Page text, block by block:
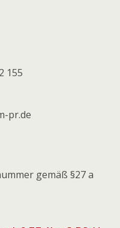
155
pr.de
gemäß §27 a